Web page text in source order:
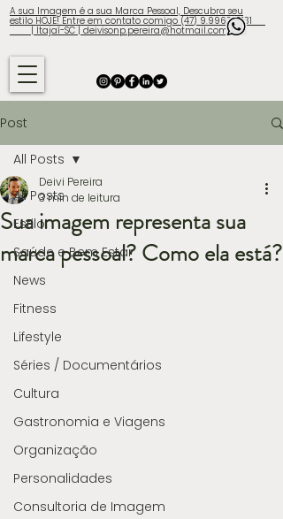
A sua Imagem é a sua Marca Pessoal, Descubra seu
estilo HOJE! Entre em contato comigo (47) 9.9960-3131
| Itajaí-SC | deivisonp.pereira@hotmail.com
Post
All Posts
Estilo
Saúde e Bem Estar
News
Fitness
Lifestyle
Séries / Documentários
Cultura
Gastronomia e Viagens
Organização
Personalidades
Consultoria de Imagem
All Posts
Sua imagem representa sua
marca pessoal? Como ela está?
Deivi Pereira
3 min de leitura